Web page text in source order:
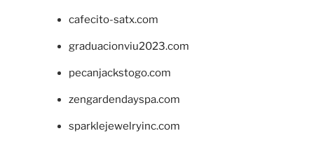
cafecito-satx.com
graduacionviu2023.com
pecanjackstogo.com
zengardendayspa.com
sparklejewelryinc.com